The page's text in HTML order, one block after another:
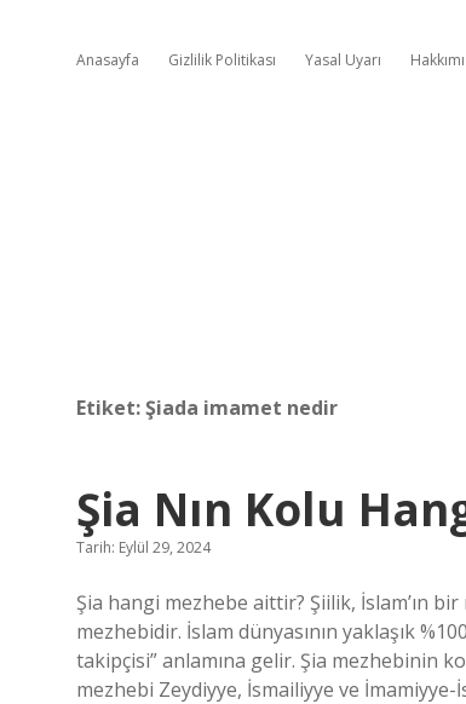
Anasayfa Gizlilik Politikası Yasal Uyarı
Etiket:Şiada imamet nedir
Şia Nın Kolu
Tarih: Eylül 29, 2024
Şia hangi mezhebe aittir? Şiilik, İslam’ın
mezhebidir. İslam dünyasının yaklaşık
takipçisi” anlamına gelir. Şia mezhebinin
mezhebi Zeydiyye, İsmailiyye ve İmamiyye-